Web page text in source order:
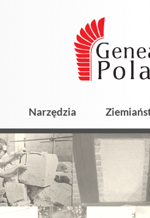
Narzędzia